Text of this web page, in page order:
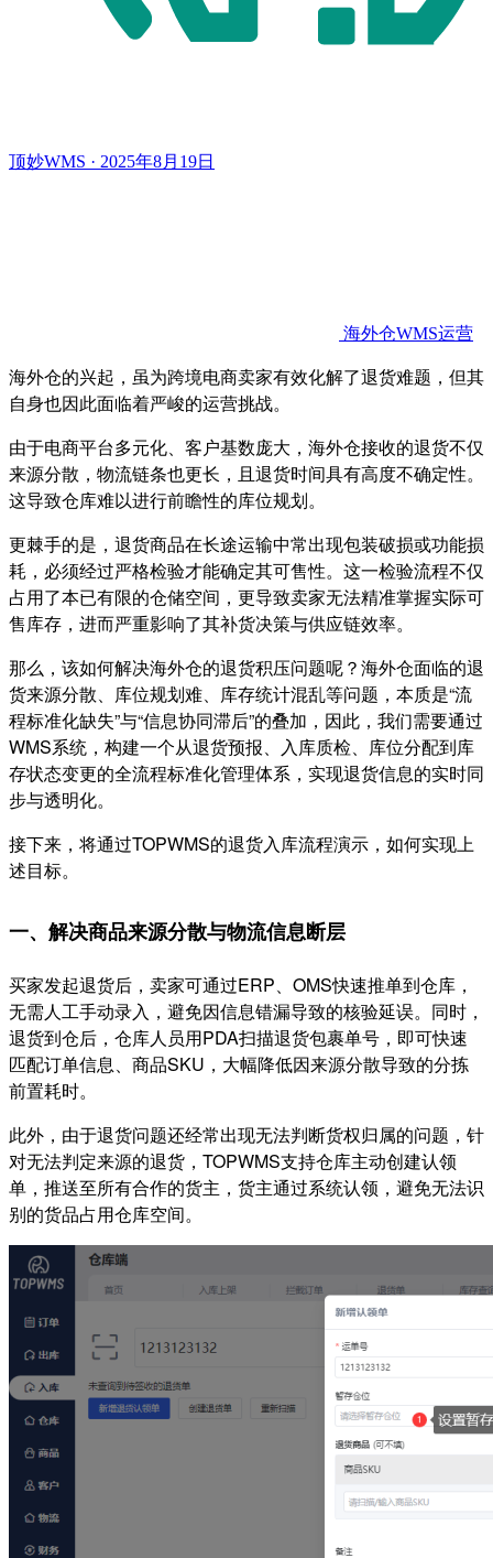
顶妙WMS · 2025年8月19日
海外仓WMS运营
海外仓的兴起，虽为跨境电商卖家有效化解了退货难题，但其
自身也因此面临着严峻的运营挑战。
由于电商平台多元化、客户基数庞大，海外仓接收的退货不仅
来源分散，物流链条也更长，且退货时间具有高度不确定性。
这导致仓库难以进行前瞻性的库位规划。
更棘手的是，退货商品在长途运输中常出现包装破损或功能损
耗，必须经过严格检验才能确定其可售性。这一检验流程不仅
占用了本已有限的仓储空间，更导致卖家无法精准掌握实际可
售库存，进而严重影响了其补货决策与供应链效率。
那么，该如何解决海外仓的退货积压问题呢？海外仓面临的退
货来源分散、库位规划难、库存统计混乱等问题，本质是“流
程标准化缺失”与“信息协同滞后”的叠加，因此，我们需要通过
WMS系统，构建一个从退货预报、入库质检、库位分配到库
存状态变更的全流程标准化管理体系，实现退货信息的实时同
步与透明化。
接下来，将通过TOPWMS的退货入库流程演示，如何实现上
述目标。
一、 解决商品来源分散与物流信息断层
买家发起退货后，卖家可通过ERP、OMS快速推单到仓库，
无需人工手动录入，避免因信息错漏导致的核验延误。同时，
退货到仓后，仓库人员用PDA扫描退货包裹单号，即可快速
匹配订单信息、商品SKU，大幅降低因来源分散导致的分拣
前置耗时。
此外，由于退货问题还经常出现无法判断货权归属的问题，针
对无法判定来源的退货，TOPWMS支持仓库主动创建认领
单，推送至所有合作的货主，货主通过系统认领，避免无法识
别的货品占用仓库空间。